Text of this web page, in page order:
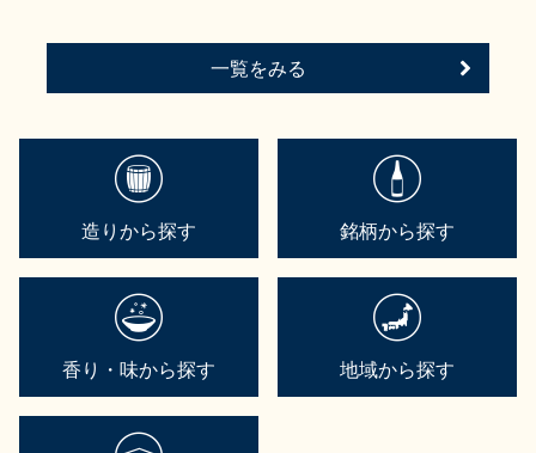
一覧をみる
造りから探す 銘柄から探す
香り・味から探す 地域から探す